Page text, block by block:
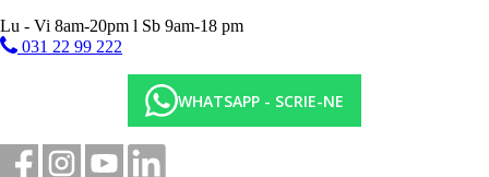
Lu - Vi 8am-20pm l Sb 9am-18 pm
031 22 99 222
WHATSAPP - SCRIE-NE